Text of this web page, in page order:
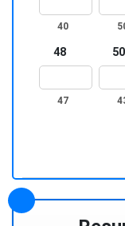
40
48
47
50